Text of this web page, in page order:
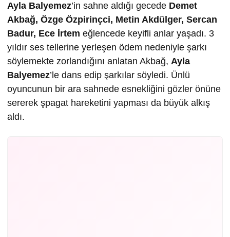
Ayla Balyemez’in sahne aldığı gecede Demet
Akbağ, Özge Özpirinçci, Metin Akdülger, Sercan
Badur, Ece İrtem eğlencede keyifli anlar yaşadı. 3
yıldır ses tellerine yerleşen ödem nedeniyle şarkı
söylemekte zorlandığını anlatan Akbağ, Ayla
Balyemez’le dans edip şarkılar söyledi. Ünlü
oyuncunun bir ara sahnede esnekliğini gözler önüne
sererek şpagat hareketini yapması da büyük alkış
aldı.